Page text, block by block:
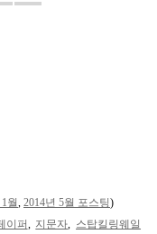
월 2014년 5월 포스팅)
이퍼 지문자
스탑킬링웨일